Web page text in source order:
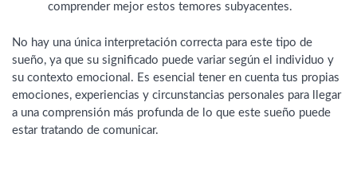
comprender mejor estos temores subyacentes.
No hay una única interpretación correcta para este tipo de
sueño, ya que su significado puede variar según el individuo y
su contexto emocional. Es esencial tener en cuenta tus propias
emociones, experiencias y circunstancias personales para llegar
a una comprensión más profunda de lo que este sueño puede
estar tratando de comunicar.